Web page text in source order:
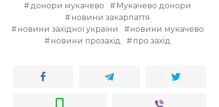
донори мукачево
Мукачево донори
новини закарпаття
новини західної україни
новини мукачево
новини прозахід
про захід